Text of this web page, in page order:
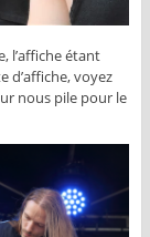
l’affiche étant
d’affiche, voyez
nous pile pour le